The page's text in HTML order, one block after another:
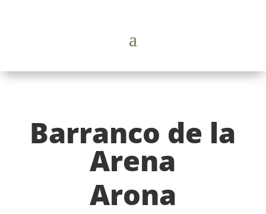
Barranco de la
Arena
Arona